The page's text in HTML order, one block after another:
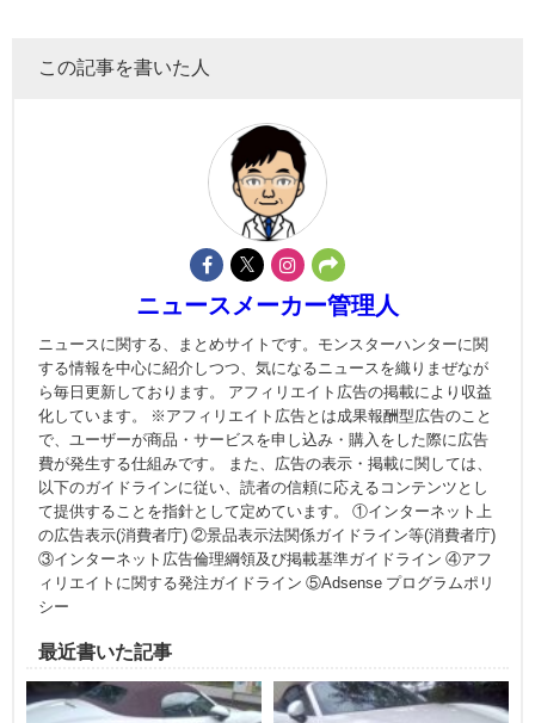
この記事を書いた人
ニュースメーカー管理人
ニュースに関する、まとめサイトです。モンスターハンターに関
する情報を中心に紹介しつつ、気になるニュースを織りまぜなが
ら毎日更新しております。 アフィリエイト広告の掲載により収益
化しています。 ※アフィリエイト広告とは成果報酬型広告のこと
で、ユーザーが商品・サービスを申し込み・購入をした際に広告
費が発生する仕組みです。 また、広告の表示・掲載に関しては、
以下のガイドラインに従い、読者の信頼に応えるコンテンツとし
て提供することを指針として定めています。 ①インターネット上
の広告表示(消費者庁) ②景品表示法関係ガイドライン等(消費者庁)
③インターネット広告倫理綱領及び掲載基準ガイドライン ④アフ
ィリエイトに関する発注ガイドライン ⑤Adsense プログラムポリ
シー
最近書いた記事